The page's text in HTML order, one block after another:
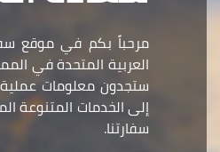
مرحباً بكم في موقع
العربية المتحدة في
ستجدون معلومات عملية
إلى الخدمات المتنوعة
سفارتنا.